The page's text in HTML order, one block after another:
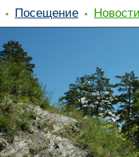
Посещение